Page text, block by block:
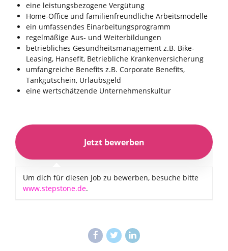
eine leistungsbezogene Vergütung
Home-Office und familienfreundliche Arbeitsmodelle
ein umfassendes Einarbeitungsprogramm
regelmäßige Aus- und Weiterbildungen
betriebliches Gesundheitsmanagement z.B. Bike-
Leasing, Hansefit, Betriebliche Krankenversicherung
umfangreiche Benefits z.B. Corporate Benefits,
Tankgutschein, Urlaubsgeld
eine wertschätzende Unternehmenskultur
Um dich für diesen Job zu bewerben, besuche bitte
www.stepstone.de.